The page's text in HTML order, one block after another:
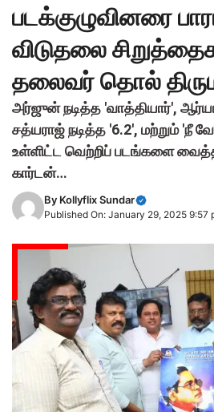
படக்குழுவினரை
விடுதலை
தலைவர் தொல்
அர்ஜுன் நடித்த 'வாத்தியார்',
சத்யராஜ் நடித்த '6.2', மற்றும் 'நீ
உள்ளிட்ட வெற்றிப் படங்களை
கார்டன்…
By Kollyflix Sundar
Published On: January 29, 2025 9:57